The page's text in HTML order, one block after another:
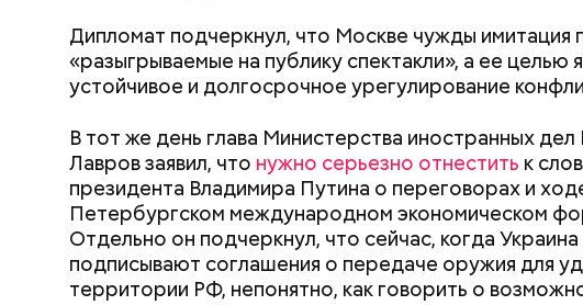
Дипломат подчеркнул, что Москве чужды имитация
«разыгрываемые на публику спектакли», а ее целью
устойчивое и долгосрочное урегулирование
В тот же день глава Министерства иностранных
Лавров заявил, что нужно серьезно отнестить к
президента Владимира Путина о переговорах и
Петербургском международном экономическом
Отдельно он подчеркнул, что сейчас, когда
подписывают соглашения о передаче оружия для
территории РФ, непонятно, как говорить о
Эта тенденция наблюдается с момента прихода к
правительства. По итогам апрельских
Венгрии победила партия Петера Мадьяра, который
какие
в
ли ее есть
Вода за 10 тысяч: поможет ли
японский напиток сбросить
лишний вес
Людей